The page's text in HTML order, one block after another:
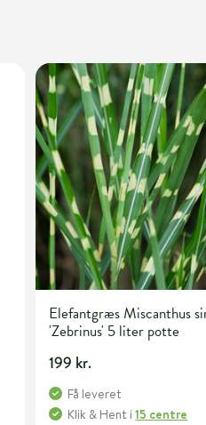
Elefantgræs Miscanthus
'Zebrinus' 5 liter potte
199 kr.
Få leveret
Klik & Hent i15 centre